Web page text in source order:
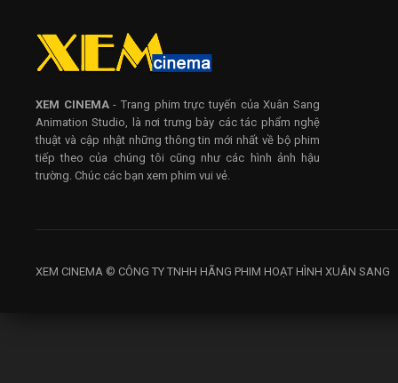
XEM CINEMA- Trang phim trực tuyến của Xuân Sang
Animation Studio, là nơi trưng bày các tác phẩm nghệ
thuật và cập nhật những thông tin mới nhất về bộ phim
tiếp theo của chúng tôi cũng như các hình ảnh hậu
trường. Chúc các bạn xem phim vui vẻ.
XEM CINEMA © CÔNG TY TNHH HÃNG PHIM HOẠT HÌNH XUÂN SANG